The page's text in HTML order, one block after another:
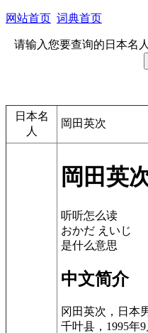
网站首页 词典首页
请输入您要查询的日本名人
日本名
人
岡田英次
岡田英
听听怎么读
おかだ えいじ
是什么意思
中文简介
冈田英次，日本
千叶县，1995年